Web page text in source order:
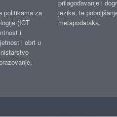
politikama za
(ICT
i
i obrt u
prilagođavanje i
jezika, te
metapodataka.